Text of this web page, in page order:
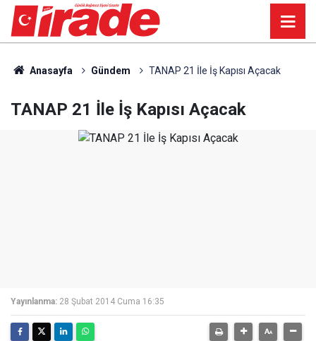
Anasayfa Gündem TANAP 21 İle İş Kapısı Açacak
TANAP 21 İle İş Kapısı Açacak
Yayınlanma: 28 Şubat 2014 Cuma 16:35